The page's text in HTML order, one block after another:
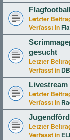
Letzter
Verfasst in
gesucht
Letzter
Verfasst in
Letzter
Verfasst in
Letzter
Verfasst in